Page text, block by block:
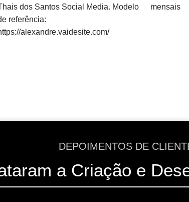
dos Santos Social Media. Modelo
referência:
alexandre.vaidesite.com/
mensais
DEPOIMENTOS DE
a Criação e